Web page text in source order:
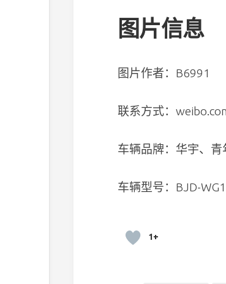
图片信息
图片作者：B6991
联系方式：
车辆品牌：华宇、青
车辆型号：BJD-
1+